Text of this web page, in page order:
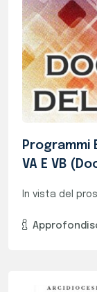
In vista del